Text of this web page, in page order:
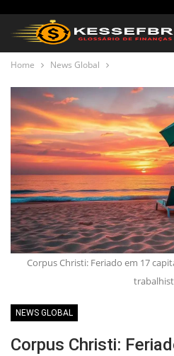
Home News Global
Corpus Christi: Feriado em 17
NEWS GLOBAL
Corpus Christi: